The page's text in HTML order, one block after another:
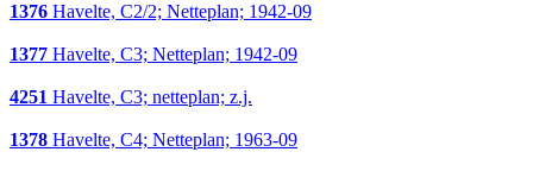
1376 Havelte, C2/2; Netteplan; 1942-09
1377 Havelte, C3; Netteplan; 1942-09
4251 Havelte, C3; netteplan; z.j.
1378 Havelte, C4; Netteplan; 1963-09